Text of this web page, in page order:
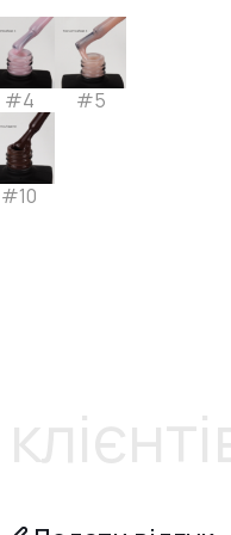
#4 #5
#10